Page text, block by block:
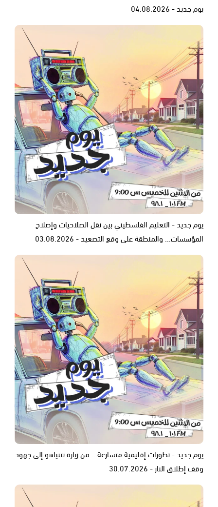
يوم جديد - 04.08.2026
يوم جديد - التعليم الفلسطيني بين نقل الصلاحيات وإصلاح
المؤسسات... والمنطقة على وقع التصعيد - 03.08.2026
يوم جديد - تطورات إقليمية متسارعة... من زيارة نتنياهو إلى جهود
وقف إطلاق النار - 30.07.2026